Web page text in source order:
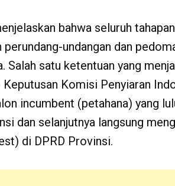
bahwa seluruh
perundang-undangan dan
Salah satu ketentuan yang
Komisi Penyiaran
incumbent (petahana) yang
dan selanjutnya langsung
di DPRD Provinsi.